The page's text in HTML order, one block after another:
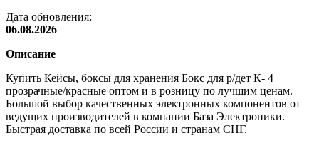
Дата обновления:
06.08.2026
Описание
Купить Кейсы, боксы для хранения Бокс для р/дет К- 4
прозрачные/красные оптом и в розницу по лучшим ценам.
Большой выбор качественных электронных компонентов от
ведущих производителей в компании База Электроники.
Быстрая доставка по всей России и странам СНГ.